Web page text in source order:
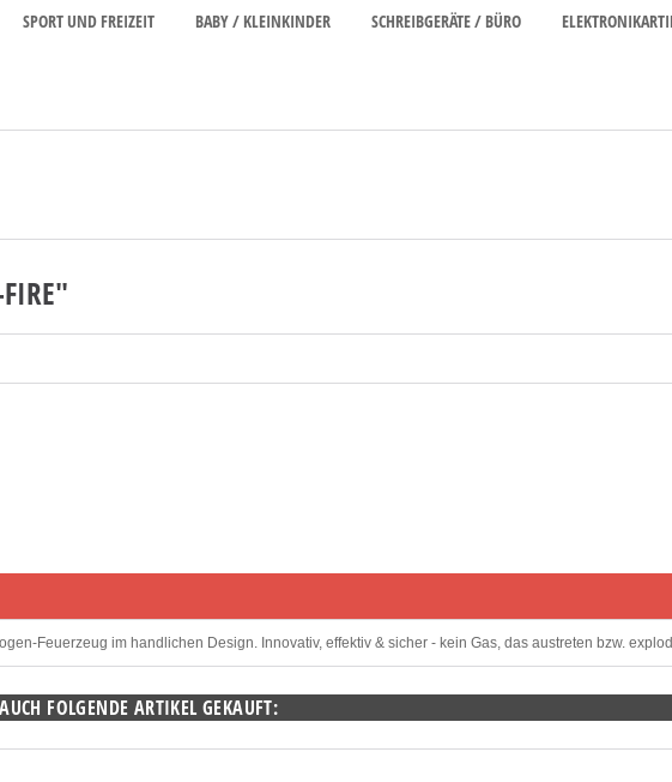
SPORT UND FREIZEIT BABY / KLEINKINDER SCHREIBGERÄTE / BÜRO
Feuerzeug im handlichen Design. Innovativ, effektiv & sicher - kein Gas, das austreten bzw.
FOLGENDE ARTIKEL GEKAUFT: